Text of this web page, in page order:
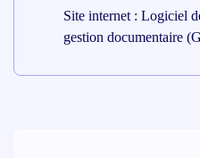
Site internet : Logiciel
gestion documentaire